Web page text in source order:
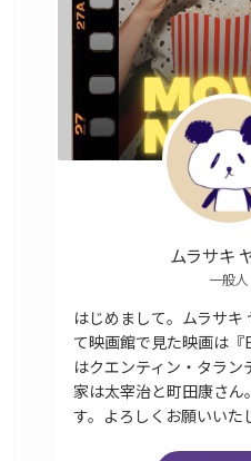
ムラサキ
一般人
はじめまして。ムラサキ
て映画館で見た映画は『
はクエンティン・タラン
家は太宰治と町田康さ
す。よろしくお願いいた